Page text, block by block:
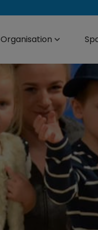
Organisation